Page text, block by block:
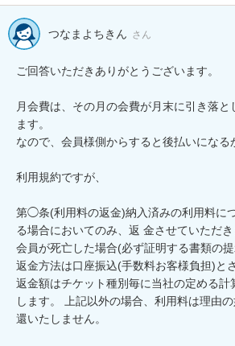
つなまよちきん さん
ご回答いただきありがとうございます。
月会費は、その月の会費が月末に引き落
ます。
なので、会員様側からすると後払いになる
利用規約ですが、
第◯条(利用料の返金)納入済みの利用料に
る場合においてのみ、返 金させていただき
会員が死亡した場合(必ず証明する書類の
返金方法は口座振込(手数料お客様負担)と
返金額はチケット種別毎に当社の定める計
します。 上記以外の場合、利用料は理由
還いたしません。